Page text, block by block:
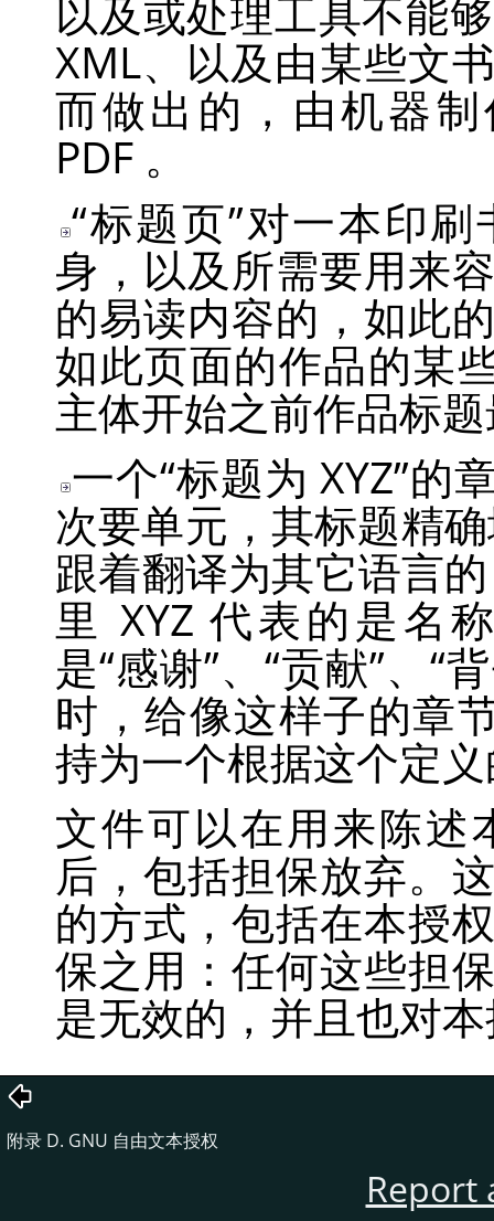
以及或处理工具不能
XML、以及由某些文
而做出的，由机器
PDF 。
“标题页”对一本印刷
身，以及所需要用来
的易读内容的，如此
如此页面的作品的某
主体开始之前作品标
一个“标题为 XYZ”的
次要单元，其标题精
跟着翻译为其它语言
里 XYZ 代表的是名
是“感谢”、“贡献”、“
时，给像这样子的章
持为一个根据这个定
文件可以在用来陈述
后，包括担保放弃。
的方式，包括在本授
保之用：任何这些担
是无效的，并且也对
附录 D. GNU 自由文本授权
Report